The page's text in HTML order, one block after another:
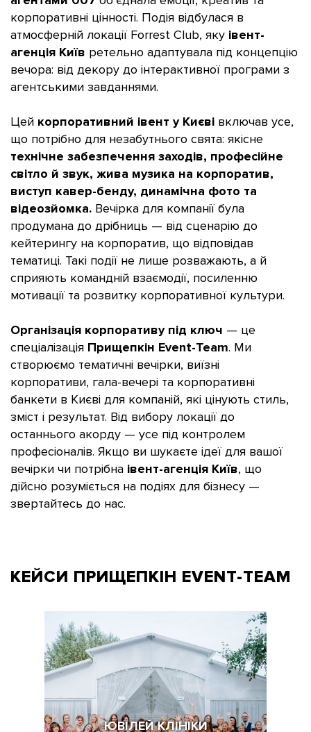
корпоративні цінності. Подія відбулася в
атмосферній локації Forrest Club, яку івент-
агенція Київ ретельно адаптувала під концепцію
вечора: від декору до інтерактивної програми з
агентськими завданнями.
Цей корпоративний івент у Києві включав усе,
що потрібно для незабутнього свята: якісне
технічне забезпечення заходів, професійне
світло й звук, жива музика на корпоратив,
виступ кавер-бенду, динамічна фото та
відеозйомка. Вечірка для компанії була
продумана до дрібниць — від сценарію до
кейтерингу на корпоратив, що відповідав
тематиці. Такі події не лише розважають, а й
сприяють командній взаємодії, посиленню
мотивації та розвитку корпоративної культури.
Організація корпоративу під ключ — це
спеціалізація Прищепкін Event-Team. Ми
створюємо тематичні вечірки, виїзні
корпоративи, гала-вечері та корпоративні
банкети в Києві для компаній, які цінують стиль,
зміст і результат. Від вибору локації до
останнього акорду — усе під контролем
професіоналів. Якщо ви шукаєте ідеї для вашої
вечірки чи потрібна івент-агенція Київ, що
дійсно розуміється на подіях для бізнесу —
звертайтесь до нас.
КЕЙСИ ПРИЩЕПКІН EVENT-TEAM
ЮВІЛЕЙ КЛІНІКИ